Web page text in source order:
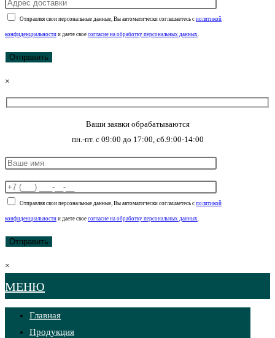
Отправляя свои персональные данные, Вы автоматически соглашаетесь с политикой
конфиденциальности и даете свое согласие на обработку персональных данных
×
Ваши заявки обрабатываются
пн.-пт. с 09:00 до 17:00, сб.9:00-14:00
Отправляя свои персональные данные, Вы автоматически соглашаетесь с политикой
конфиденциальности и даете свое согласие на обработку персональных данных.
×
МЕНЮ
Главная
Продукция